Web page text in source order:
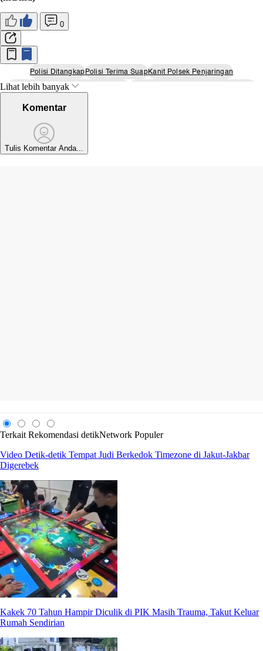
0
Polisi DitangkapPolisi Terima SuapKanit Polsek Penjaringan
Kanit Polsek Penjaringan Ditangkap
Lihat lebih banyak
Komentar
Tulis Komentar Anda...
Terkait Rekomendasi detikNetwork Populer
Video Detik-detik Tempat Judi Berkedok Timezone di Jakut-Jakbar
Digerebek
Kakek 70 Tahun Hampir Diculik di PIK Masih Trauma, Takut Keluar
Rumah Sendirian